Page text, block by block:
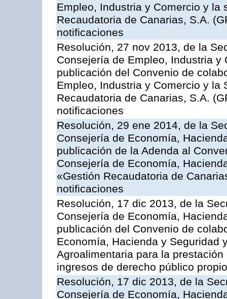
Empleo, Industria y Comercio y la
Recaudatoria de Canarias, S.A.
notificaciones
Resolución, 27 nov 2013, de la
Consejería de Empleo, Industria
publicación del Convenio de
Empleo, Industria y Comercio y la
Recaudatoria de Canarias, S.A.
notificaciones
Resolución, 29 ene 2014, de la
Consejería de Economía,
publicación de la Adenda al
Consejería de Economía,
«Gestión Recaudatoria de
notificaciones
Resolución, 17 dic 2013, de la
Consejería de Economía,
publicación del Convenio de
Economía, Hacienda y Seguridad
Agroalimentaria para la
ingresos de derecho público
Resolución, 17 dic 2013, de la
Consejería de Economía,